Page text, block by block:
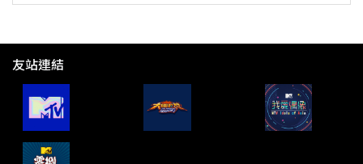
友站連結